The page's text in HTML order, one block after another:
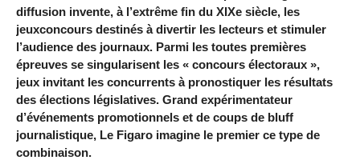
diffusion invente, à l’extrême fin du XIXe siècle, les
jeuxconcours destinés à divertir les lecteurs et stimuler
l’audience des journaux. Parmi les toutes premières
épreuves se singularisent les « concours électoraux »,
jeux invitant les concurrents à pronostiquer les résultats
des élections législatives. Grand expérimentateur
d’événements promotionnels et de coups de bluff
journalistique, Le Figaro imagine le premier ce type de
combinaison.